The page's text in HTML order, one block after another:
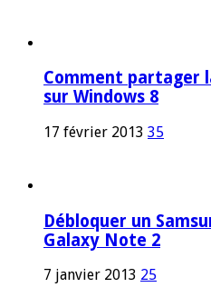
Comment partager
sur Windows 8
17 février 2013 35
Débloquer un
Galaxy Note 2
7 janvier 2013 25